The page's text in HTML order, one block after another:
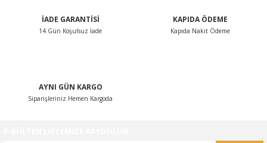
İADE GARANTİSİ
14 Gün Koşulsuz İade
KAPIDA ÖDEME
Kapıda Nakit Ödeme
AYNI GÜN KARGO
Siparişleriniz Hemen Kargoda